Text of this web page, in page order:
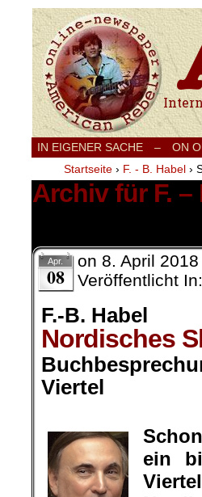
IN EIGENER SACHE – ON
Startseite › F. - B. Habel ›
Archiv für F. –
Apr.
08
on 8. April 2018
Veröffentlicht In:
F.-B. Habel
Nordisches
Viertel
ein